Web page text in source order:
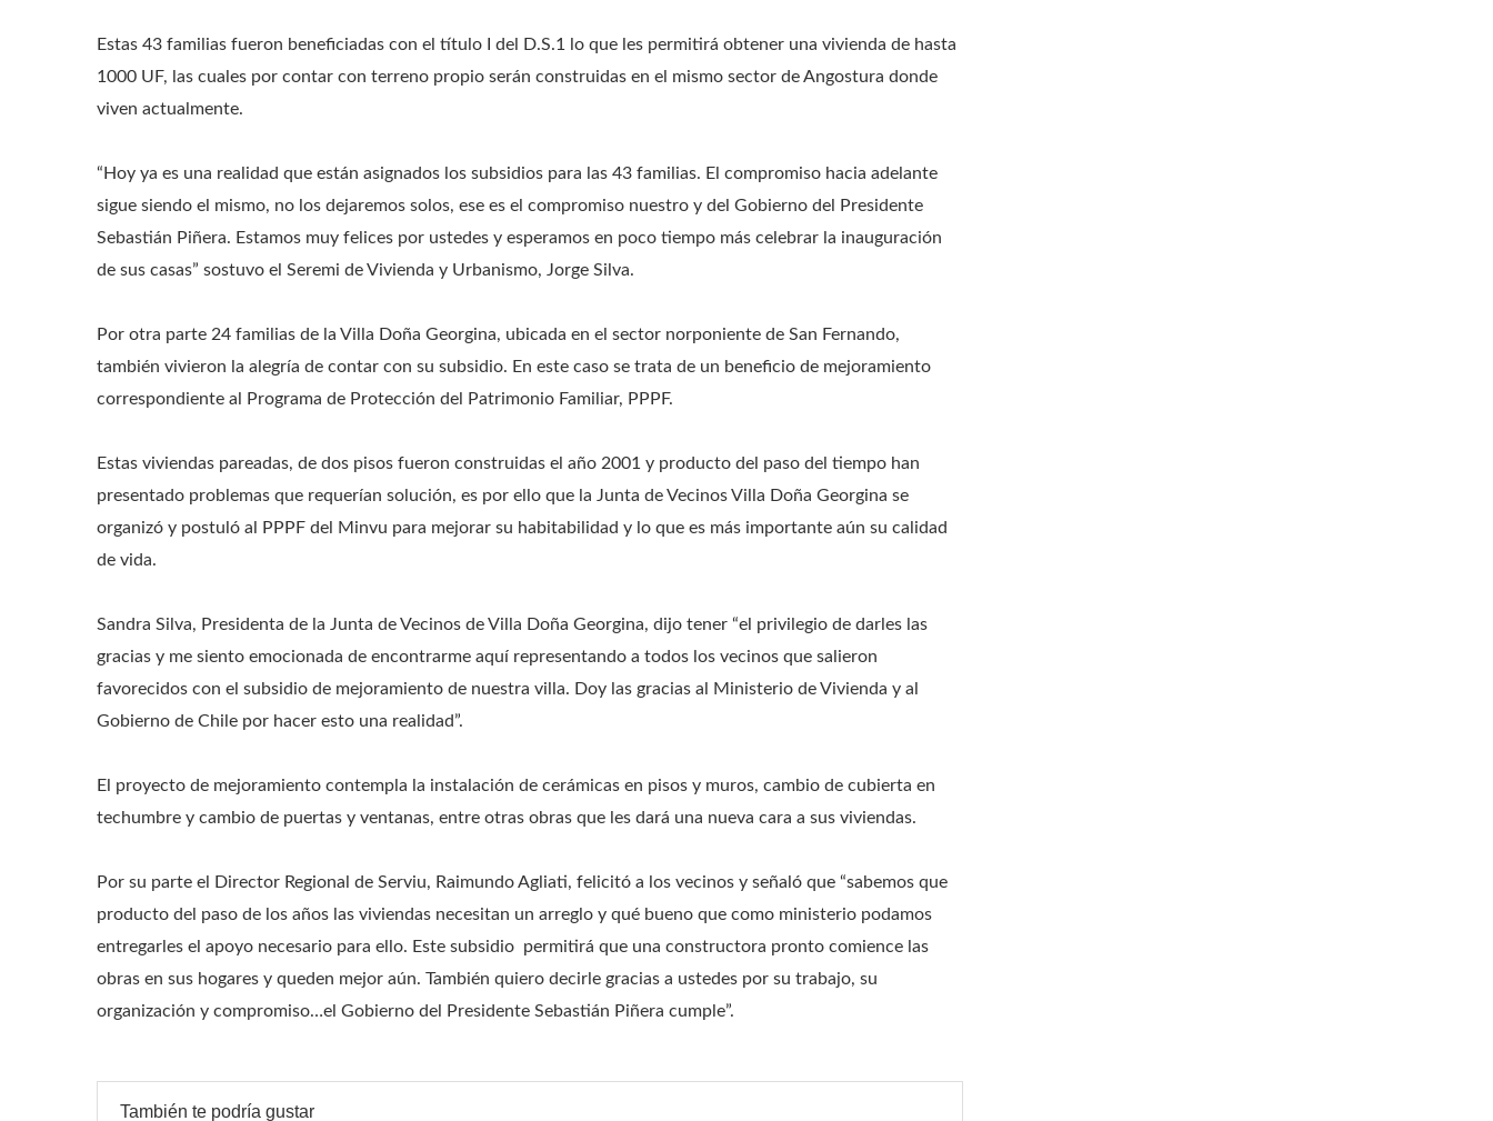
Estas 43 familias fueron beneficiadas con el título I del D.S.1 lo que les permitirá obtener una vivienda de hasta
1000 UF, las cuales por contar con terreno propio serán construidas en el mismo sector de Angostura donde
viven actualmente.
“Hoy ya es una realidad que están asignados los subsidios para las 43 familias. El compromiso hacia adelante
sigue siendo el mismo, no los dejaremos solos, ese es el compromiso nuestro y del Gobierno del Presidente
Sebastián Piñera. Estamos muy felices por ustedes y esperamos en poco tiempo más celebrar la inauguración
de sus casas” sostuvo el Seremi de Vivienda y Urbanismo, Jorge Silva.
Por otra parte 24 familias de la Villa Doña Georgina, ubicada en el sector norponiente de San Fernando,
también vivieron la alegría de contar con su subsidio. En este caso se trata de un beneficio de mejoramiento
correspondiente al Programa de Protección del Patrimonio Familiar, PPPF.
Estas viviendas pareadas, de dos pisos fueron construidas el año 2001 y producto del paso del tiempo han
presentado problemas que requerían solución, es por ello que la Junta de Vecinos Villa Doña Georgina se
organizó y postuló al PPPF del Minvu para mejorar su habitabilidad y lo que es más importante aún su calidad
de vida.
Sandra Silva, Presidenta de la Junta de Vecinos de Villa Doña Georgina, dijo tener “el privilegio de darles las
gracias y me siento emocionada de encontrarme aquí representando a todos los vecinos que salieron
favorecidos con el subsidio de mejoramiento de nuestra villa. Doy las gracias al Ministerio de Vivienda y al
Gobierno de Chile por hacer esto una realidad”.
El proyecto de mejoramiento contempla la instalación de cerámicas en pisos y muros, cambio de cubierta en
techumbre y cambio de puertas y ventanas, entre otras obras que les dará una nueva cara a sus viviendas.
Por su parte el Director Regional de Serviu, Raimundo Agliati, felicitó a los vecinos y señaló que “sabemos que
producto del paso de los años las viviendas necesitan un arreglo y qué bueno que como ministerio podamos
entregarles el apoyo necesario para ello. Este subsidio permitirá que una constructora pronto comience las
obras en sus hogares y queden mejor aún. También quiero decirle gracias a ustedes por su trabajo, su
organización y compromiso…el Gobierno del Presidente Sebastián Piñera cumple”.
También te podría gustar